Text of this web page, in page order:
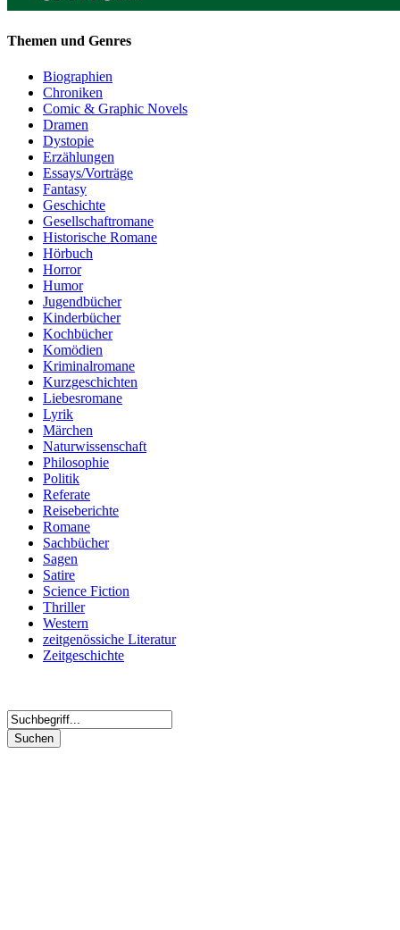
Themen und Genres
Biographien
Chroniken
Comic & Graphic Novels
Dramen
Dystopie
Erzählungen
Essays/Vorträge
Fantasy
Geschichte
Gesellschaftromane
Historische Romane
Hörbuch
Horror
Humor
Jugendbücher
Kinderbücher
Kochbücher
Komödien
Kriminalromane
Kurzgeschichten
Liebesromane
Lyrik
Märchen
Naturwissenschaft
Philosophie
Politik
Referate
Reiseberichte
Romane
Sachbücher
Sagen
Satire
Science Fiction
Thriller
Western
zeitgenössiche Literatur
Zeitgeschichte